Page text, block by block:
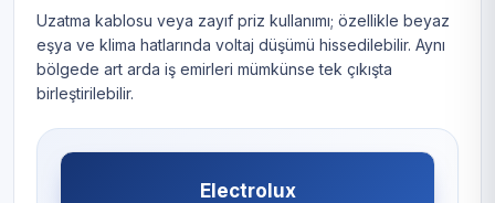
Uzatma kablosu veya zayıf priz kullanımı; özellikle beyaz
eşya ve klima hatlarında voltaj düşümü hissedilebilir. Aynı
bölgede art arda iş emirleri mümkünse tek çıkışta
birleştirilebilir.
Electrolux